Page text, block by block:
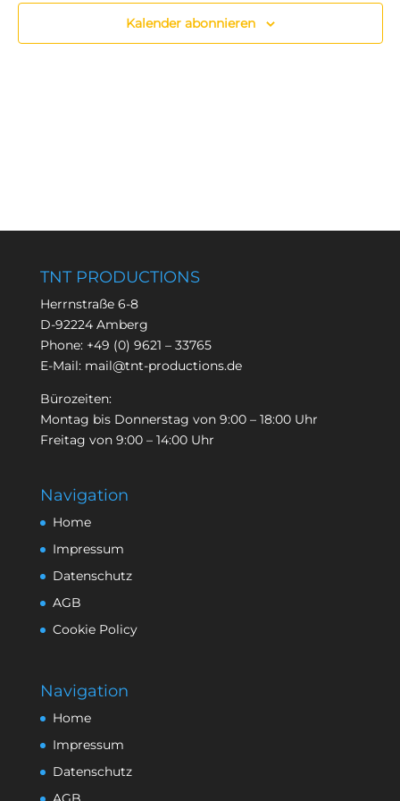
Kalender abonnieren
TNT PRODUCTIONS
Herrnstraße 6-8
D-92224 Amberg
Phone: +49 (0) 9621 – 33765
E-Mail: mail@tnt-productions.de
Bürozeiten:
Montag bis Donnerstag von 9:00 – 18:00 Uhr
Freitag von 9:00 – 14:00 Uhr
Navigation
Home
Impressum
Datenschutz
AGB
Cookie Policy
Navigation
Home
Impressum
Datenschutz